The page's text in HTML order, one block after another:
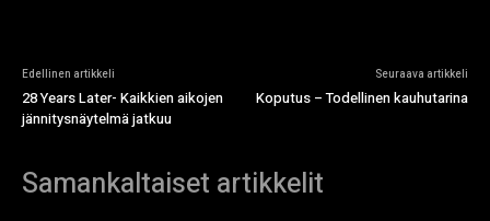
Edellinen artikkeli
28 Years Later- Kaikkien aikojen
jännitysnäytelmä jatkuu
Seuraava artikkeli
Koputus – Todellinen kauhutarina
Samankaltaiset artikkelit